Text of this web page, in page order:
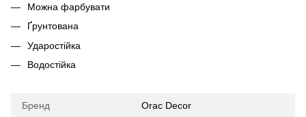
Можна фарбувати
Ґрунтована
Ударостійка
Водостійка
Бренд Orac Decor